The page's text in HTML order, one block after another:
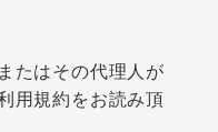
たはその代理人が
用規約をお読み頂